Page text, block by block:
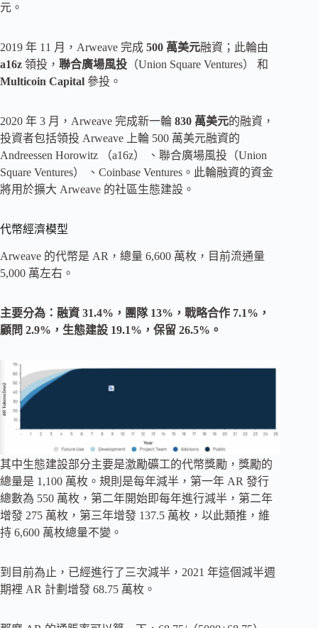
元。
2019 年 11 月，Arweave 完成 500 萬美元融資；此輪由
a16z 領投， 聯合廣場風投 （Union Square Ventures） 和
Multicoin Capital 參投。
2020 年 3 月，Arweave 完成新一輪 830 萬美元的融資，
投資者包括領投 Arweave 上輪 500 萬美元融資的
Andreessen Horowitz （a16z） 、聯合廣場風投（Union
Square Ventures） 、Coinbase Ventures。此輪融資的資金
將用於擴大 Arweave 的社區生態建設。
代幣經濟模型
Arweave 的代幣是 AR，總量 6,600 萬枚，目前流通量
5,000 萬左右。
主要分為：融資 31.4%，團隊 13%，戰略合作 7.1%，
顧問 2.9%，生態建設 19.1%，保留 26.5%。
其中生態建設部分主要是激勵礦工的代幣獎勵，獎勵的
總量是 1,100 萬枚。規則是每年減半，第一年 AR 發行
總數為 550 萬枚，第二年開始即每年進行減半，第二年
增發 275 萬枚，第三年增發 137.5 萬枚，以此類推，維
持 6,600 萬枚總量不變。
到目前為止，已經進行了三次減半，2021 年這個減半週
期裡 AR 計劃增發 68.75 萬枚。